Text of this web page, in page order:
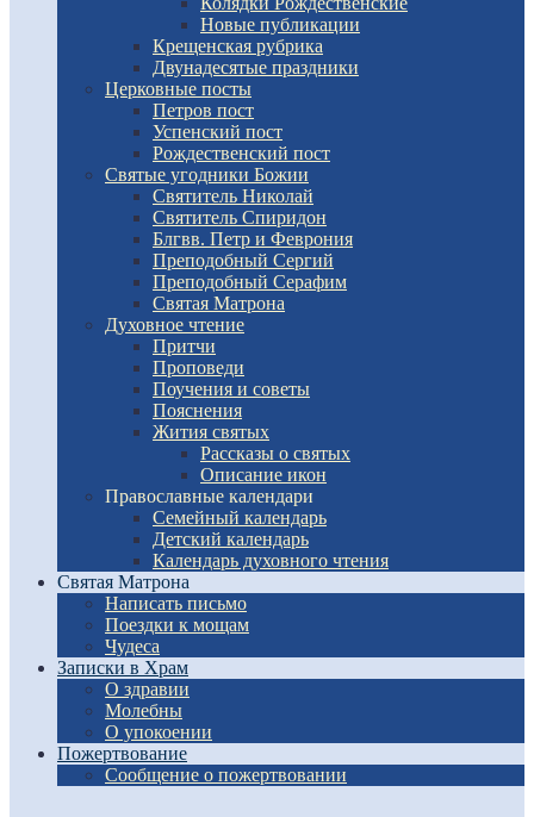
Новые публикации
Крещенская рубрика
Двунадесятые праздники
Церковные посты
Петров пост
Успенский пост
Рождественский пост
Святые угодники Божии
Святитель Николай
Святитель Спиридон
Блгвв. Петр и Феврония
Преподобный Сергий
Преподобный Серафим
Святая Матрона
Духовное чтение
Притчи
Проповеди
Поучения и советы
Пояснения
Жития святых
Рассказы о святых
Описание икон
Православные календари
Семейный календарь
Детский календарь
Календарь духовного чтения
Святая Матрона
Написать письмо
Поездки к мощам
Чудеса
Записки в Храм
О здравии
Молебны
О упокоении
Пожертвование
Сообщение о пожертвовании